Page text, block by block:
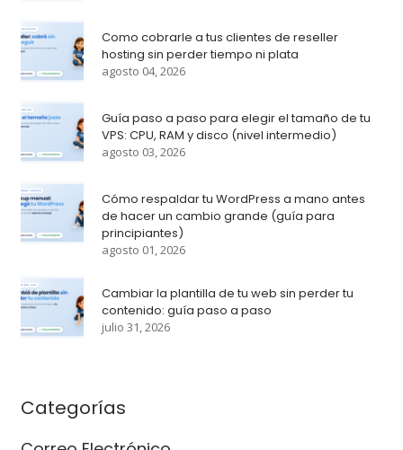
Como cobrarle a tus clientes de reseller
hosting sin perder tiempo ni plata
agosto 04, 2026
Guía paso a paso para elegir el tamaño de tu
VPS: CPU, RAM y disco (nivel intermedio)
agosto 03, 2026
Cómo respaldar tu WordPress a mano antes
de hacer un cambio grande (guía para
principiantes)
agosto 01, 2026
Cambiar la plantilla de tu web sin perder tu
contenido: guía paso a paso
julio 31, 2026
Categorías